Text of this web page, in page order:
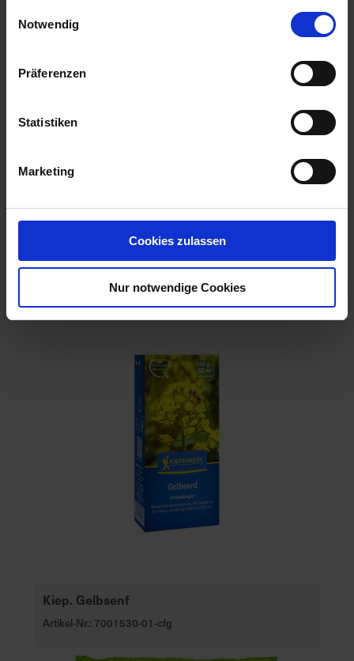
Notwendig
Präferenzen
Statistiken
Marketing
Cookies zulassen
Nur notwendige Cookies
Kiep. Perserklee
Artikel-Nr.: 7001536-01-cfg
Kiep. Gelbsenf
Artikel-Nr.: 7001530-01-cfg